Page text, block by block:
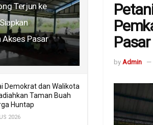
Terjun ke
Akses Pasar
Demokrat dan Walikota
Taman Buah
Huntap
2026
Pasar
by Admin